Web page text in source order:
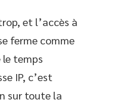
et l’accès à
ferme comme
le temps
IP, c’est
sur toute la